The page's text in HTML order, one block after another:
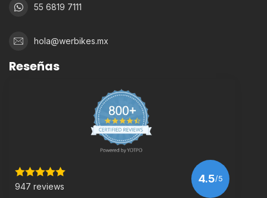
55 6819 7111
hola@werbikes.mx
Reseñas
947 reviews
4.5/5